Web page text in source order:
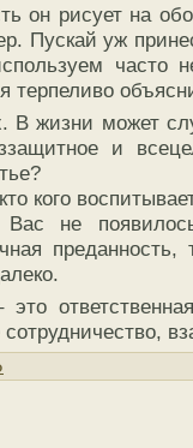
он рисует на
Пускай уж
часто
терпеливо
В жизни может
и
кого
не появилось
это
сотрудничество,